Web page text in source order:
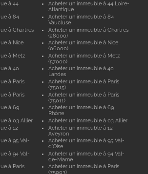
à 44
à 84
à Chartres
à Nice
à Metz
à 40
à Paris
à Paris
à 69
à 03 Allier
à 12
à 95 Val-
à 94 Val-
à Paris
Acheter un immeuble à 44 Loire-
Atlantique
Acheter un immeuble à 84
Vaucluse
Acheter un immeuble à Chartres
(28000)
Acheter un immeuble à Nice
(06000)
Acheter un immeuble à Metz
(57000)
Acheter un immeuble à 40
Landes
Acheter un immeuble à Paris
(75015)
Acheter un immeuble à Paris
(75011)
Acheter un immeuble à 69
Rhône
Acheter un immeuble à 03 Allier
Acheter un immeuble à 12
Aveyron
Acheter un immeuble à 95 Val-
d'Oise
Acheter un immeuble à 94 Val-
de-Marne
Acheter un immeuble à Paris
(75003)